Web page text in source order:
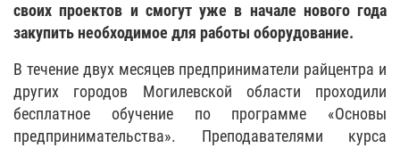
своих проектов и смогут уже в начале нового года
закупить необходимое для работы оборудование.
В течение двух месяцев предприниматели райцентра и
других городов Могилевской области проходили
бесплатное обучение по программе «Основы
предпринимательства». Преподавателями курса